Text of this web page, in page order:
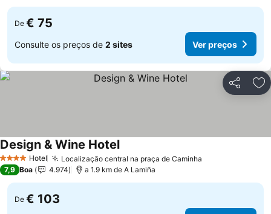
De € 75
Consulte os preços de 2 sites Ver preços
Partilhar
4 EstrelasHotel Localização central na praça de Caminha
Design & Wine Hotel
7,9 Boa 4.974 a 1.9 km de A Lamiña
De € 103